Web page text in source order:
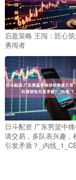
启盈策略 王闯：匠心
勇闯者
日斗配资 广东男篮中
请交易，多队表兴趣，
引发矛盾？_内线